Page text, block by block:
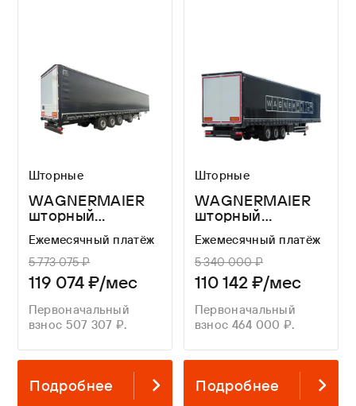
Шторные
WAGNERMAIER
шторный
16,8 метров
Ежемесячный платёж
5 773 075 ₽
119 074 ₽/мес
Первоначальный
взнос 507 307 ₽.
Подробнее
Шторные
WAGNERMAIER
шторный
16,8 метров
Ежемесячный платёж
5 340 000 ₽
110 142 ₽/мес
Первоначальный
взнос 464 000 ₽.
Подробнее